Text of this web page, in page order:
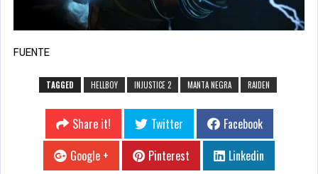
FUENTE
TAGGED HELLBOY INJUSTICE 2 MANTA NEGRA RAIDEN
Share it! Twitter
Facebook
Google +
Pinterest Linkedin